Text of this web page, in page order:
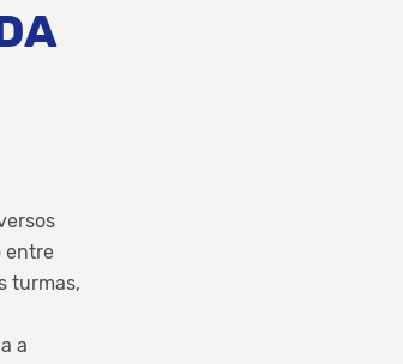
entre
turmas,
a